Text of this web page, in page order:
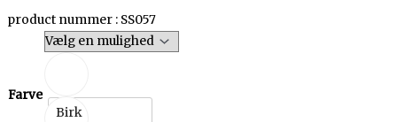
product nummer : SS057
Farve
Birk